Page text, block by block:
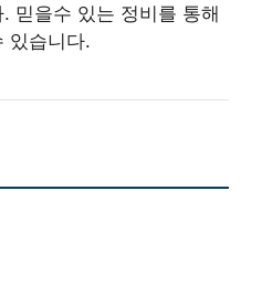
믿을수 있는 정비를 통해
있습니다.